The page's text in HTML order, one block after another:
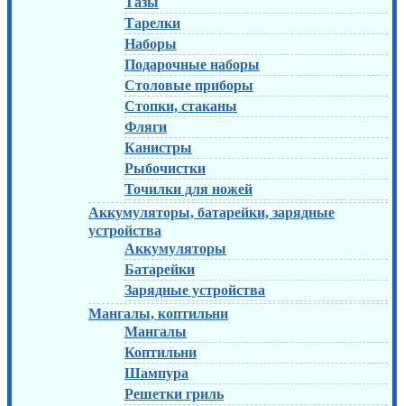
Тарелки
Наборы
Подарочные наборы
Столовые приборы
Стопки, стаканы
Фляги
Канистры
Рыбочистки
Точилки для ножей
Аккумуляторы, батарейки, зарядные
устройства
Аккумуляторы
Батарейки
Зарядные устройства
Мангалы, коптильни
Мангалы
Коптильни
Шампура
Решетки гриль